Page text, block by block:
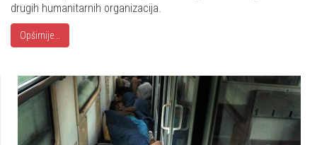
drugih humanitarnih organizacija.
Opširnije...